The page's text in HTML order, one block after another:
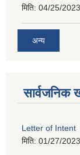
मिति: 04/25/
अन्य
सार्वजनिक
Letter of Intent
मिति: 01/27/